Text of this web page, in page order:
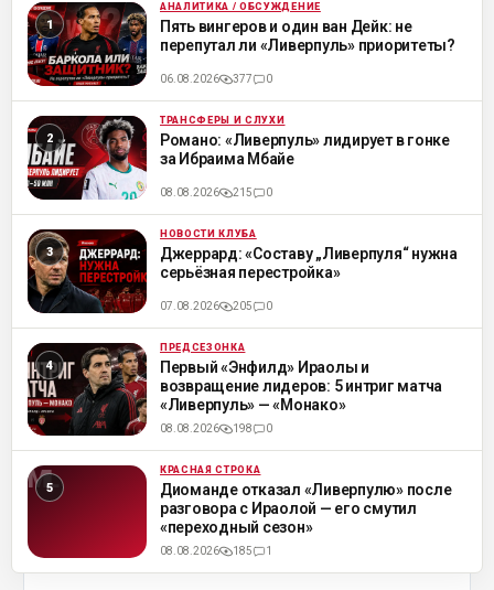
ML АНАЛИТИКА / ОБСУЖДЕНИЕ
Пять вингеров и один ван Дейк: не
перепутал ли «Ливерпуль» приоритеты?
06.08.2026 377 0
ML ТРАНСФЕРЫ И СЛУХИ
Романо: «Ливерпуль» лидирует в гонке
за Ибраима Мбайе
08.08.2026 215 0
ML НОВОСТИ КЛУБА
Джеррард: «Составу „Ливерпуля“ нужна
серьёзная перестройка»
07.08.2026 205 0
ML ПРЕДСЕЗОНКА
Первый «Энфилд» Ираолы и
возвращение лидеров: 5 интриг матча
«Ливерпуль» — «Монако»
08.08.2026 198 0
ML КРАСНАЯ СТРОКА
Диоманде отказал «Ливерпулю» после
разговора с Ираолой — его смутил
«переходный сезон»
08.08.2026 185 1